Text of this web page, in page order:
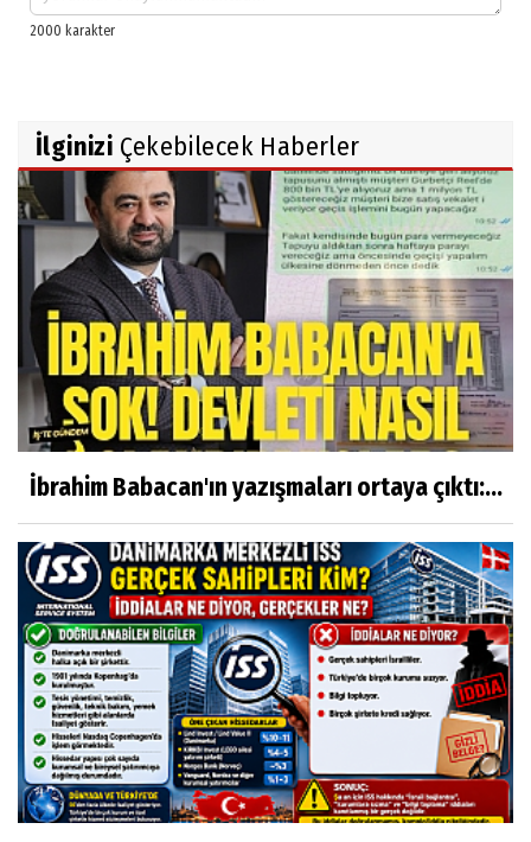
İlginizi Çekebilecek Haberler
İbrahim Babacan'ın yazışmaları ortaya çıktı:...